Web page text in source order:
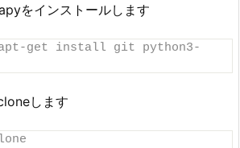
をインストールします
get install git python3-
します